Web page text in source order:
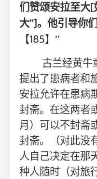
们赞颂安拉至大[
大”]。他引导你
【185】”
古兰经黄牛
提出了患病者和
安拉允许在患病
封斋。在这两者
月）可以不封斋
封斋。（对此没
人自己决定在那
种人随时（对旅